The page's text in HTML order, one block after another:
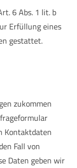
6 Abs. 1 lit. b
Erfüllung eines
gestattet.
zukommen
Kontaktdaten
Fall von
Daten geben wir